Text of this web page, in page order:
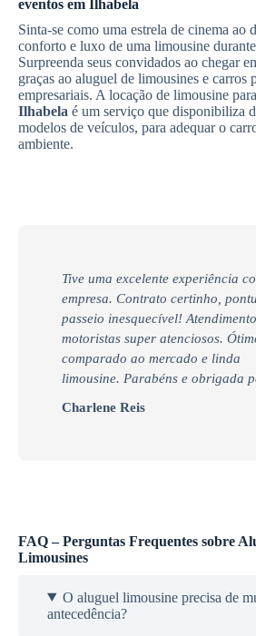
eventos em
Ilhabela
Sinta-se como uma estrela de cinema ao
conforto e luxo de uma limousine
Surpreenda seus convidados ao chegar
graças ao aluguel de limousines e carros
empresariais. A locação de limousine
Ilhabela é um serviço que disponibiliza
modelos de veículos, para adequar o
ambiente.
Tive uma excelente experiência
empresa. Contrato certinho,
passeio inesquecível!
motoristas super atenciosos.
comparado ao mercado e linda
limousine. Parabéns e obrigada
Charlene Reis
FAQ – Perguntas Frequentes sobre
Limousines
O aluguel limousine precisa de
antecedência?